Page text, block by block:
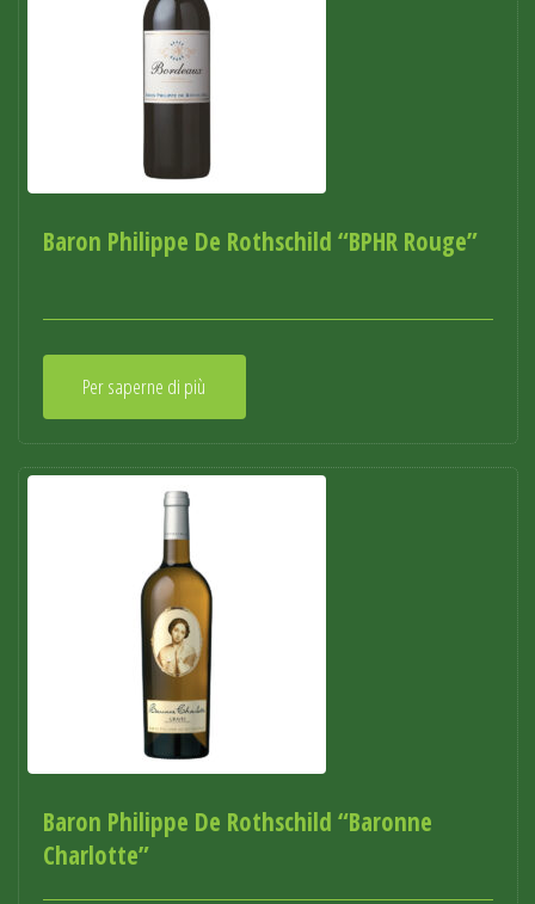
Baron Philippe De Rothschild “BPHR Rouge”
Per saperne di più
Baron Philippe De Rothschild “Baronne
Charlotte”